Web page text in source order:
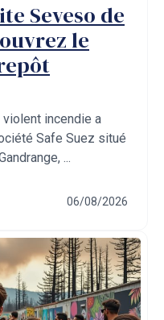
Seveso de
le
violent incendie a
Safe Suez situé
...
06/08/2026